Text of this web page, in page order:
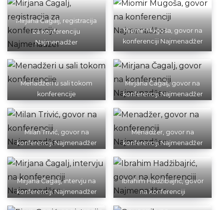
Mirjana Čagalj, registracija
za konferenciju
Najmenadžer
Miomir Mugoša, govor na
konferenciji Najmenadžer
Menadžeri u sali tokom
konferencije
Mirjana Čagalj, govor na
konferenciji Najmenadžer
Milan Trivić, govor na
konferenciji Najmenadžer
Menadžer, govor na
konferenciji Najmenadžer
Mirjana Čagalj, intervju na
konferenciji Najmenadžer
Ibrahim Hadžibajrić, govor
na konferenciji
Najmenadžer